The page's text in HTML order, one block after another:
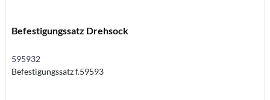
Befestigungssatz Drehsock
595932
Befestigungssatz f.59593